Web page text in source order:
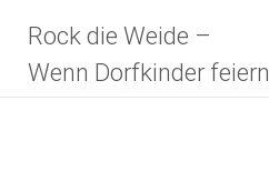
Inhalt
springen
Rock die Weide –
Wenn Dorfkinder feiern